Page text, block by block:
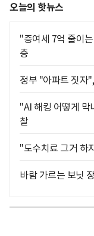
오늘의 핫뉴스
"증여세 7억 줄이
층
정부 "아파트 짓자
"AI 해킹 어떻게
찰
"도수치료 그거 하
바람 가르는 보닛